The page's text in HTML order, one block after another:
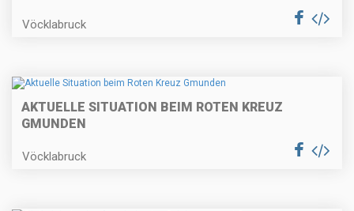
Vöcklabruck
AKTUELLE SITUATION BEIM ROTEN KREUZ
GMUNDEN
Vöcklabruck